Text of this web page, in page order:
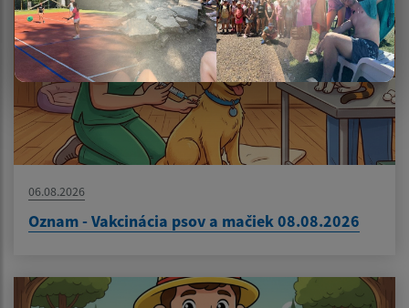
06.08.2026
Oznam - Vakcinácia psov a mačiek 08.08.2026